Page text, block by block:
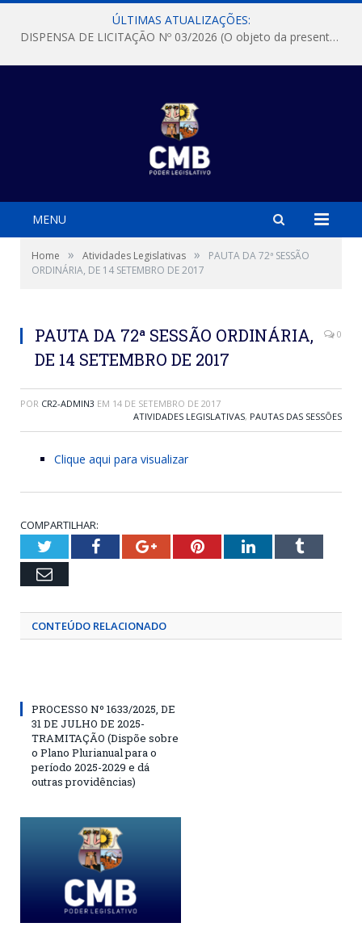
ÚLTIMAS ATUALIZAÇÕES:
DISPENSA DE LICITAÇÃO Nº 03/2026 (O objeto da presente dispensa é a escolha da proposta mais vantajosa para a aquisição, de aparelhos de ar condicionado, tipo Split, com material de instalação e fogão industrial, conforme condições, quantidades e exigências estabelecidas no termo de referencia e neste aviso de contratação direta e seus anexos)
MENU
Home » Atividades Legislativas »
PAUTA DA 72ª SESSÃO
ORDINÁRIA, DE 14 SETEMBRO DE 2017
PAUTA DA 72ª SESSÃO ORDINÁRIA,
DE 14 SETEMBRO DE 2017
0
POR CR2-ADMIN3 EM 14 DE SETEMBRO DE 2017
ATIVIDADES LEGISLATIVAS, PAUTAS DAS SESSÕES
Clique aqui para visualizar
COMPARTILHAR:
TwitterFacebookGoogle+PinterestLinkedInTumblr
Email
CONTEÚDO RELACIONADO
PROCESSO Nº 1633/2025, DE
31 DE JULHO DE 2025-
TRAMITAÇÃO (Dispõe sobre
o Plano Plurianual para o
período 2025-2029 e dá
outras providências)